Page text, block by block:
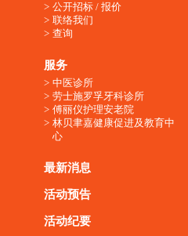
公开招标 / 报价
联络我们
查询
服务
中医诊所
劳士施罗孚牙科诊所
傅丽仪护理安老院
林贝聿嘉健康促进及教育中
心
最新消息
活动预告
活动纪要